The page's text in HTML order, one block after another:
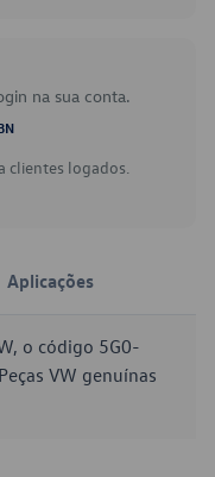
na sua conta.
clientes logados.
Aplicações
o código 5G0-
VW genuínas